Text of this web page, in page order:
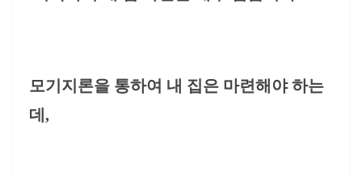
모기지론을 통하여 내 집은 마련해야 하는
데,